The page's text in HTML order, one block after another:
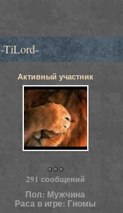
-TiLord-
Активный участник
291 сообщений
Пол: Мужчина
Раса в игре: Гномы